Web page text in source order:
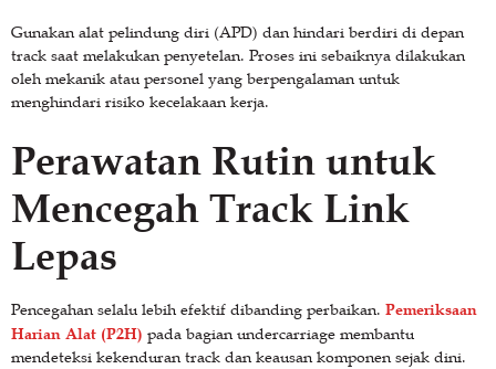
Gunakan alat pelindung diri (APD) dan hindari berdiri di depan
track saat melakukan penyetelan. Proses ini sebaiknya dilakukan
oleh mekanik atau personel yang berpengalaman untuk
menghindari risiko kecelakaan kerja.
Perawatan Rutin untuk
Mencegah Track Link
Lepas
Pencegahan selalu lebih efektif dibanding perbaikan. Pemeriksaan
Harian Alat (P2H) pada bagian undercarriage membantu
mendeteksi kekenduran track dan keausan komponen sejak dini.